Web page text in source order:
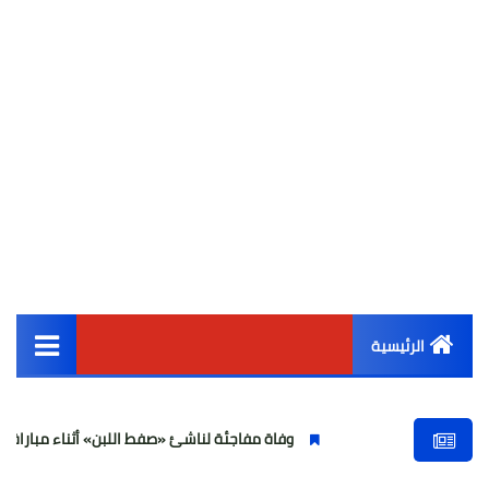
الرئيسية
أخبار مصر
وفاة مفاجئة لناشئ «صفط اللبن» أثناء مباراة في الجيزة